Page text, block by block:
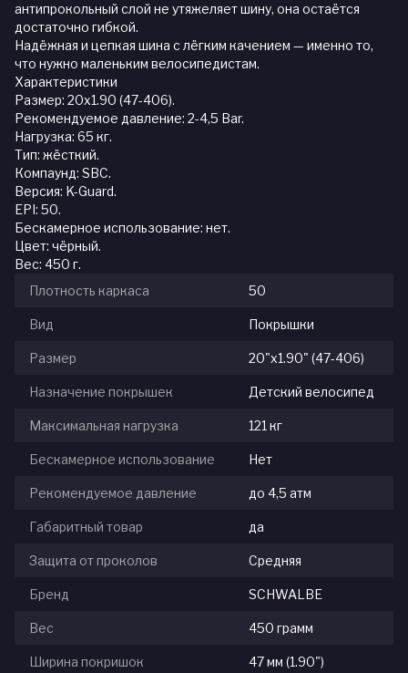
антипрокольный слой не утяжеляет шину, она остаётся
достаточно гибкой.
Надёжная и цепкая шина с лёгким качением — именно то,
что нужно маленьким велосипедистам.
Характеристики
Размер: 20x1.90 (47-406).
Рекомендуемое давление: 2-4,5 Bar.
Нагрузка: 65 кг.
Тип: жёсткий.
Компаунд: SBC.
Версия: K-Guard.
EPI: 50.
Бескамерное использование: нет.
Цвет: чёрный.
Вес: 450 г.
Плотность каркаса
50
Вид Покрышки
Размер 20"x1.90" (47-406)
Назначение покрышек Детский велосипед
Максимальная нагрузка 121 кг
Бескамерное использование Нет
Рекомендуемое давление до 4,5 атм
Габаритный товар да
Защита от проколов Средняя
Бренд SCHWALBE
Вес 450 грамм
Ширина покришок 47 мм (1.90")